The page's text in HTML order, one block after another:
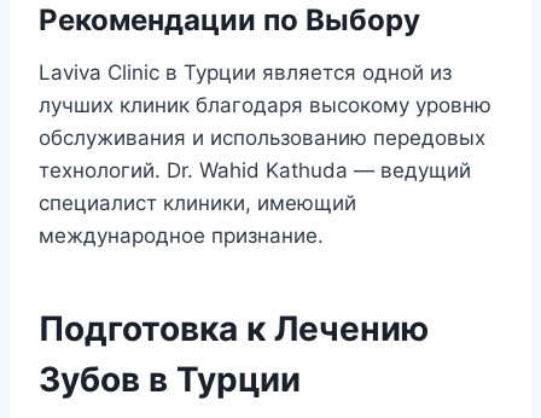
Рекомендации по Выбору
Laviva Clinic в Турции является одной из
лучших клиник благодаря высокому уровню
обслуживания и использованию передовых
технологий. Dr. Wahid Kathuda — ведущий
специалист клиники, имеющий
международное признание.
Подготовка к Лечению
Зубов в Турции